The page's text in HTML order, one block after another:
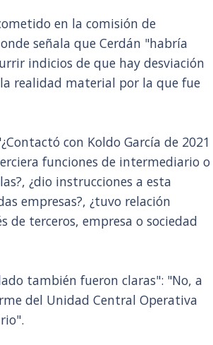
en la comisión de
señala que Cerdán "habría
indicios de que hay desviación
realidad material por la que fue
con Koldo García de 2021
funciones de intermediario o
¿dio instrucciones a esta
empresas?, ¿tuvo relación
terceros, empresa o sociedad
también fueron claras": "No, a
del Unidad Central Operativa